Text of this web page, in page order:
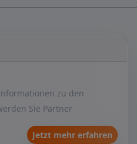
zu den
Sie Partner
Jetzt mehr erfahren